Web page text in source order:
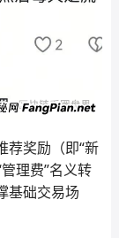
荐奖励（即“新
理费”名义转
基础交易场